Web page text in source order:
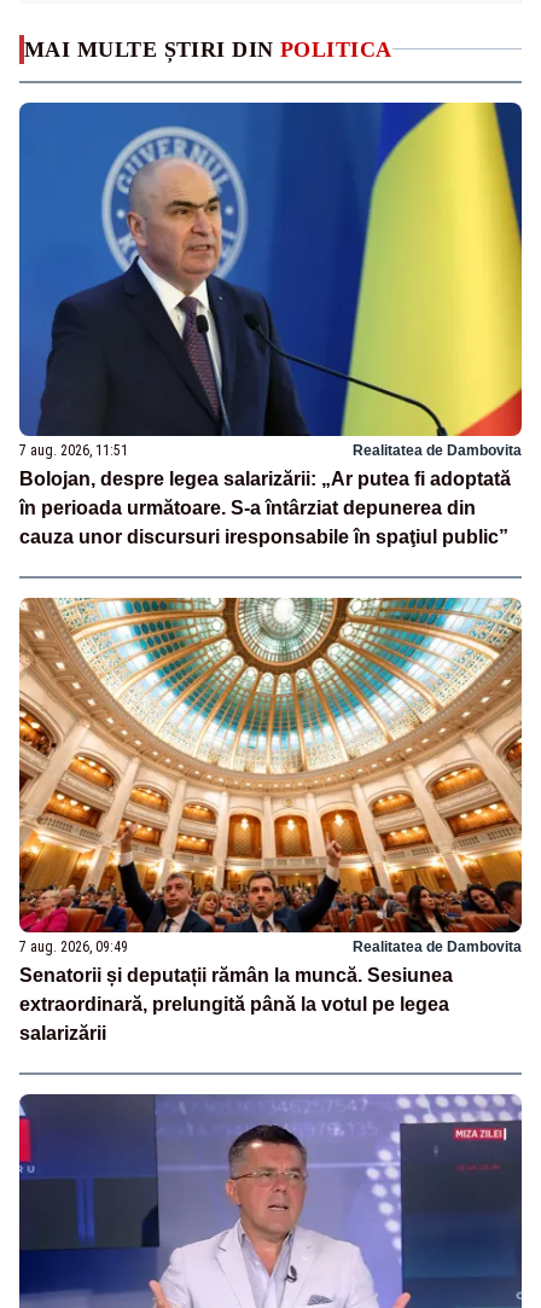
MAI MULTE ȘTIRI DIN POLITICA
7 aug. 2026, 11:51 Realitatea de Dambovita
Bolojan, despre legea salarizării: „Ar putea fi adoptată
în perioada următoare. S-a întârziat depunerea din
cauza unor discursuri iresponsabile în spaţiul public”
7 aug. 2026, 09:49 Realitatea de Dambovita
Senatorii și deputații rămân la muncă. Sesiunea
extraordinară, prelungită până la votul pe legea
salarizării